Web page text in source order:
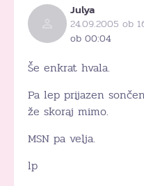
Julya
24.09.2005 ob
ob 00:04
Še enkrat hvala.
Pa lep prijazen
že skoraj mimo.
MSN pa velja.
lp